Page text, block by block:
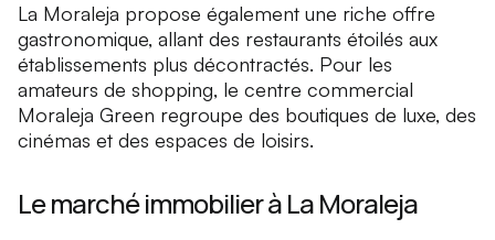
La Moraleja propose également une riche offre
gastronomique, allant des restaurants étoilés aux
établissements plus décontractés. Pour les
amateurs de shopping, le centre commercial
Moraleja Green regroupe des boutiques de luxe, des
cinémas et des espaces de loisirs.
Le marché immobilier à La Moraleja